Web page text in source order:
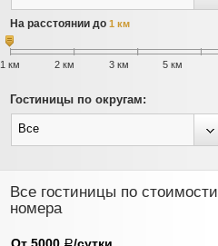
На расстоянии до 1 км
1 км 2 км 3 км 5 км
Гостиницы по округам:
Все
Все гостиницы по стоимости
номера
Р